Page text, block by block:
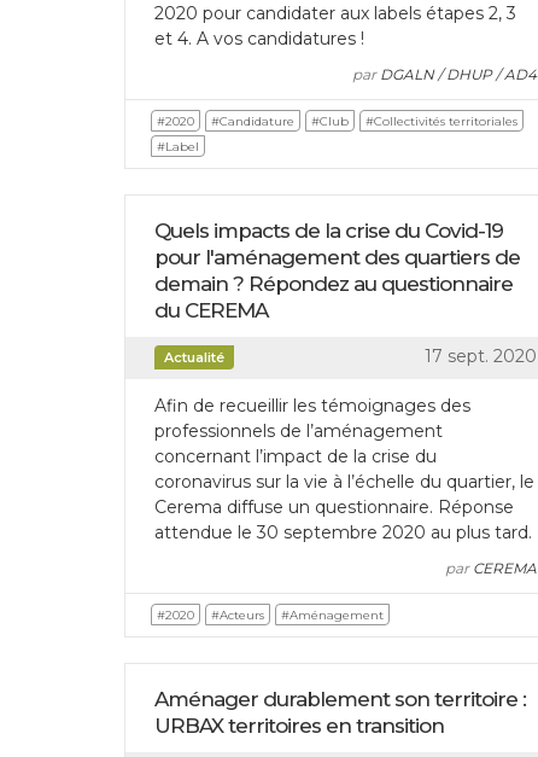
2020 pour candidater aux labels étapes 2, 3
et 4. A vos candidatures !
parDGALN / DHUP / AD4
#2020 #Candidature #Club
#Collectivités territoriales
#Label
Quels impacts de la crise du Covid-19
pour l'aménagement des quartiers de
demain ? Répondez au questionnaire
du CEREMA
Actualité 17 sept. 2020
Afin de recueillir les témoignages des
professionnels de l’aménagement
concernant l’impact de la crise du
coronavirus sur la vie à l’échelle du quartier, le
Cerema diffuse un questionnaire. Réponse
attendue le 30 septembre 2020 au plus tard.
parCEREMA
#2020 #Acteurs #Aménagement
Aménager durablement son territoire :
URBAX territoires en transition